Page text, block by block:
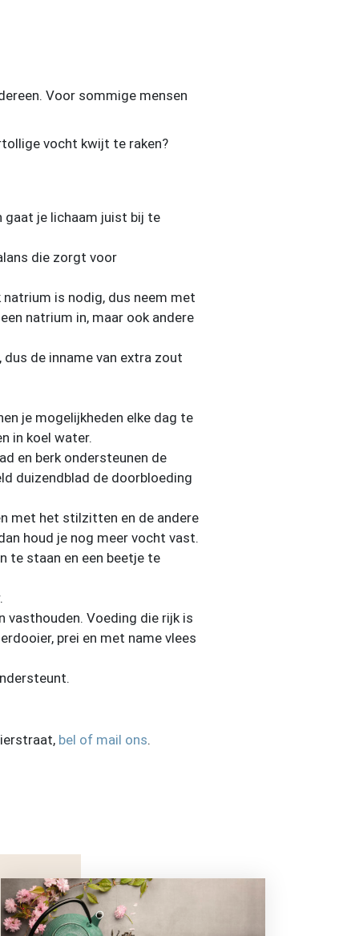
Voor sommige mensen
vocht kwijt te raken?
gaat je lichaam juist bij te
die zorgt voor
is nodig, dus neem met
natrium in, maar ook andere
de inname van extra zout
je mogelijkheden elke dag te
in koel water.
en berk ondersteunen de
duizendblad de doorbloeding
met het stilzitten en de andere
houd je nog meer vocht vast.
te staan en een beetje te
vasthouden. Voeding die rijk is
prei en met name vlees
bel of mail ons.